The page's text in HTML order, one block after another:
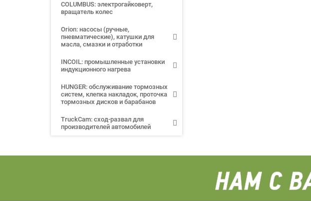
COLUMBUS: электрогайковерт,
вращатель колес
Orion: насосы (ручные,
пневматические), катушки для
масла, смазки и отработки
INCOIL: промышленные установки
индукционного нагрева
HUNGER: обслуживание тормозных
систем, клепка накладок, проточка
тормозных дисков и барабанов
TruckCam: сход-развал для
производителей автомобилей